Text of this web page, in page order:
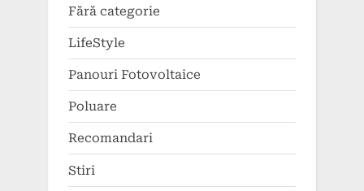
Fără categorie
LifeStyle
Panouri Fotovoltaice
Poluare
Recomandari
Stiri